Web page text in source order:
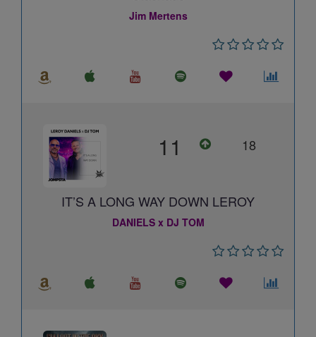
Jim Mertens
11 18
IT’S A LONG WAY DOWN LEROY
DANIELS x DJ TOM